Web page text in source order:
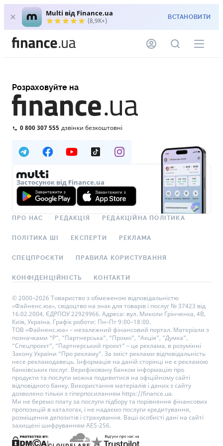
Multi від Finance.ua
(8,9K+) ВСТАНОВИТИ
Розраховуйте на
0 800 307 555 дзвінки безкоштовні
Застосунок від Finance.ua
ПРО НАС РЕДАКЦІЯ РЕДАКЦІЙНА ПОЛІТИКА
ПОЛІТИКА ШІ ЕКСПЕРТИ РЕКЛАМА
СПЕЦПРОЄКТИ ПРАВИЛА КОРИСТУВАННЯ
КОНФІДЕНЦІЙНІСТЬ КОНТАКТИ
© 2000–2026 Товариство з обмеженою відповідальністю
«Файненс.юа», свідоцтво на знак для товарів і послуг № 37423 від
16.02.2004, ЄДРПОУ 22929966. Адреса: вул. Миколи Грінченка, 4В,
Київ, Україна. Графік роботи: Пн–Пт 9:00–18:00.
ТОВ «Файненс.юа» – незалежний фінансовий портал. Матеріали з
позначками “Р”, “Партнерська”, “Промо”, “Акція”, “Думка”,
“Спецпроєкт”, “Партнерський проєкт” – це реклама, в розумінні
Закону України “Про рекламу”. За зміст реклами відповідальність
несе рекламодавець. Інформація на даній сторінці не є рекламою
банківських послуг. Верифіковану банком інформацію про
продукти та послуги можна подивитися на офіційному сайті
відповідного банку. Використання матеріалів і даних з сайту
дозволено тільки з гіперпосиланням https://finance.ua.
Ми не беремо плату за послуги підбору та порівняння фінансових
пропозицій в каталогах, і не надаємо послуги кредитування,
розміщення депозитів і страхування. Ваші особисті дані на сайті
захищені шифруванням AES-256.